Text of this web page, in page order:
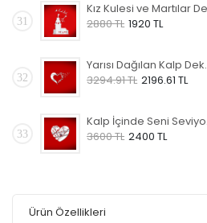
31
2880 TL 1920 TL
32
Yarısı
3294.91 TL 2196.61 TL
33
3600 TL 2400 TL
Ürün Özellikleri